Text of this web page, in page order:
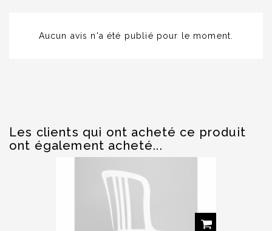
Aucun avis n'a été publié pour le moment.
Les clients qui ont acheté ce produit
ont également acheté...